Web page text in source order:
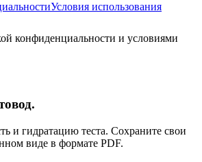
Условия использования
конфиденциальности и условиями
и гидратацию теста. Сохраните свои
виде в формате PDF.